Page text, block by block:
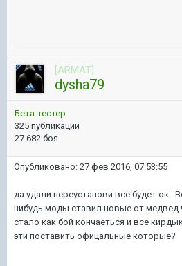
[ARMAT]
dysha79
Бета-тестер
325 публикаций
27 682 боя
Опубликовано: 27 фев 2016, 07:53:55
да удали переустанови все будет ок .
нибудь моды ставил новые от
стало как бой кончаеться и все
эти поставить офицальные которые?